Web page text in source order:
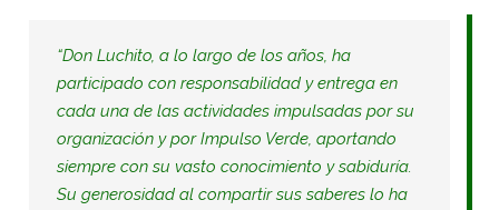
“Don Luchito, a lo largo de los años, ha
participado con responsabilidad y entrega en
cada una de las actividades impulsadas por su
organización y por Impulso Verde, aportando
siempre con su vasto conocimiento y sabiduría.
Su generosidad al compartir sus saberes lo ha